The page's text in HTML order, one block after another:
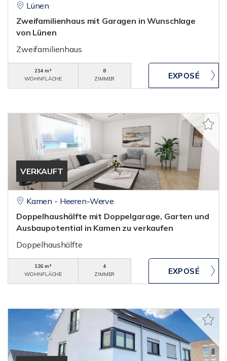
Lünen
Zweifamilienhaus mit Garagen in Wunschlage
von Lünen
Zweifamilienhaus
214 m²
WOHNFLÄCHE
8
ZIMMER
VERKAUFT
Kamen - Heeren-Werve
Doppelhaushälfte mit Doppelgarage, Garten und
Ausbaupotential in Kamen zu verkaufen
Doppelhaushälfte
126 m²
WOHNFLÄCHE
4
ZIMMER